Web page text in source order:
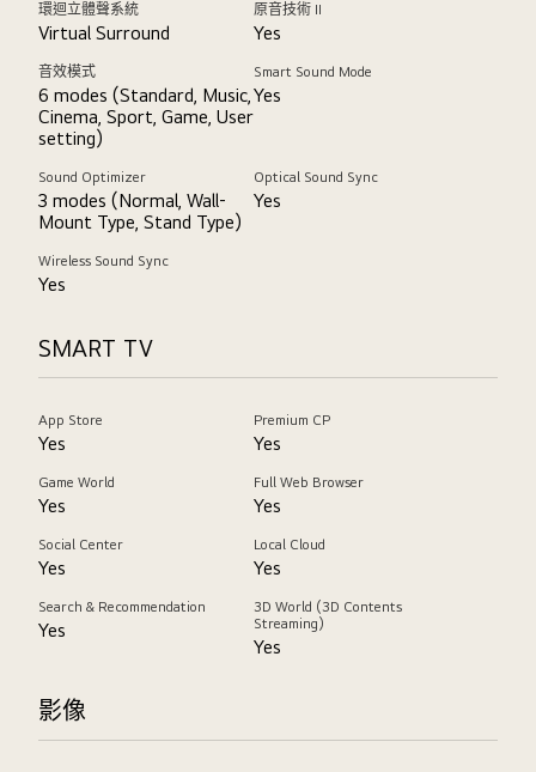
環迴立體聲系統
Virtual Surround
原音技術 II
Yes
音效模式
6 modes (Standard, Music,
Cinema, Sport, Game, User
setting)
Smart Sound Mode
Yes
Sound Optimizer
3 modes (Normal, Wall-
Mount Type, Stand Type)
Optical Sound Sync
Yes
Wireless Sound Sync
Yes
SMART TV
App Store
Yes
Premium CP
Yes
Game World
Yes
Full Web Browser
Yes
Social Center
Yes
Local Cloud
Yes
Search & Recommendation
Yes
3D World (3D Contents
Streaming)
Yes
影像